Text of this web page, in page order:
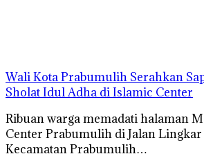
Wali Kota Prabumulih Serahkan
Sholat Idul Adha di Islamic Center
Ribuan warga memadati halaman
Center Prabumulih di Jalan
Kecamatan Prabumulih…